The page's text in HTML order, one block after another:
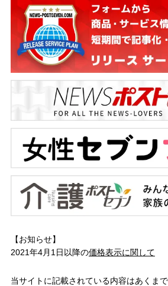
【お知らせ】
2021年4月1日以降の価格表示に関して
当サイトに記載されている内容はあくま